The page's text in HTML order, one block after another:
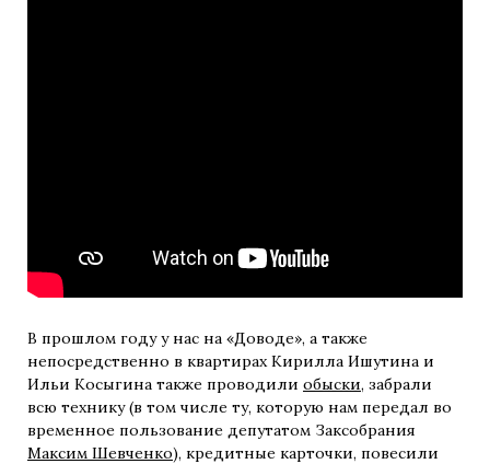
В прошлом году у нас на «Доводе», а также
непосредственно в квартирах Кирилла Ишутина и
Ильи Косыгина также проводили обыски, забрали
всю технику (в том числе ту, которую нам передал во
временное пользование депутатом Заксобрания
Максим Шевченко), кредитные карточки, повесили